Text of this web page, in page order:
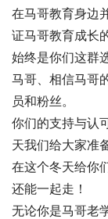
在马哥教育身边
证马哥教育成长
始终是你们这群
马哥、相信马哥
员和粉丝。
你们的支持与认
天我们给大家准
在这个冬天给你
还能一起走！
无论你是马哥老